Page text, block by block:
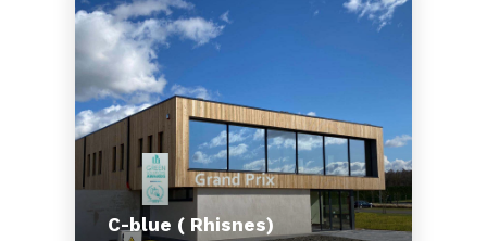
C-blue ( Rhisnes)